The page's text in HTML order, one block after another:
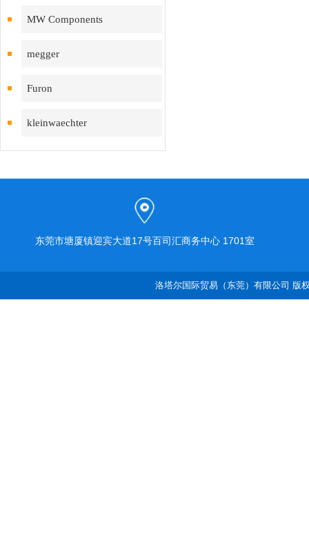
MW Components
megger
Furon
kleinwaechter
东莞市塘厦镇迎宾大道17号百司汇商务中心 1701室
洛塔尔国际贸易（东莞）有限公司 版